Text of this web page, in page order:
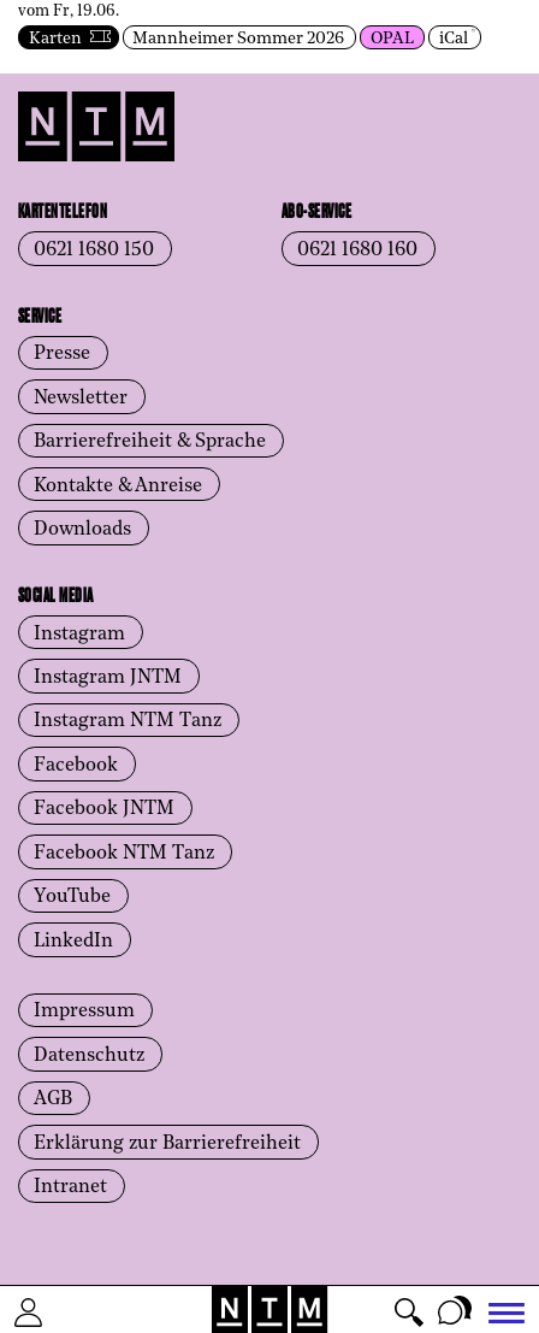
vom Fr, 19.06.
Karten Mannheimer Sommer 2026 OPAL iCal
KARTENTELEFON
0621 1680 150
ABO-SERVICE
0621 1680 160
SERVICE
Presse
Newsletter
Barrierefreiheit & Sprache
Kontakte & Anreise
Downloads
SOCIAL MEDIA
Instagram
Instagram JNTM
Instagram NTM Tanz
Facebook
Facebook JNTM
Facebook NTM Tanz
YouTube
LinkedIn
Impressum
Datenschutz
AGB
Erklärung zur Barrierefreiheit
Intranet